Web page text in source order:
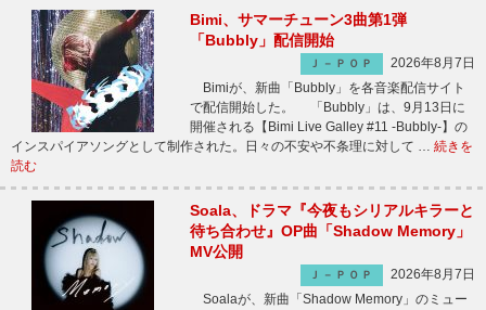
Bimi、サマーチューン3曲第1弾
「Bubbly」配信開始
Ｊ－ＰＯＰ
2026年8月7日
Bimiが、新曲「Bubbly」を各音楽配信サイト
で配信開始した。 「Bubbly」は、9月13日に
開催される【Bimi Live Galley #11 -Bubbly-】の
インスパイアソングとして制作された。日々の不安や不条理に対して … 続きを
読む
Soala、ドラマ『今夜もシリアルキラーと
待ち合わせ』OP曲「Shadow Memory」
MV公開
Ｊ－ＰＯＰ
2026年8月7日
Soalaが、新曲「Shadow Memory」のミュー